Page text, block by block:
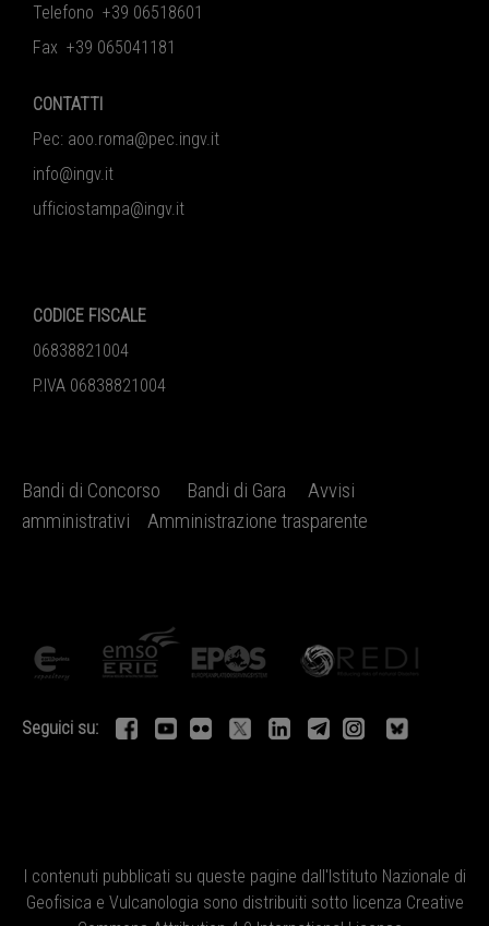
Telefono +39 06518601
Fax +39 065041181
CONTATTI
Pec: aoo.roma@pec.ingv.it
info@ingv.it
ufficiostampa@ingv.it
CODICE FISCALE
06838821004
P.IVA 06838821004
Bandi di Concorso Bandi di Gara
Avvisi
amministrativi
Amministrazione trasparente
Seguici su:
I contenuti pubblicati su queste pagine dall'Istituto Nazionale di
Geofisica e Vulcanologia sono distribuiti sotto licenza Creative